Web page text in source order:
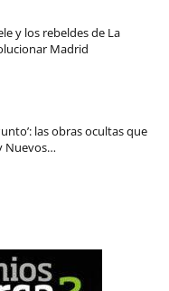
y los rebeldes de La
Madrid
las obras ocultas que
Nuevos…